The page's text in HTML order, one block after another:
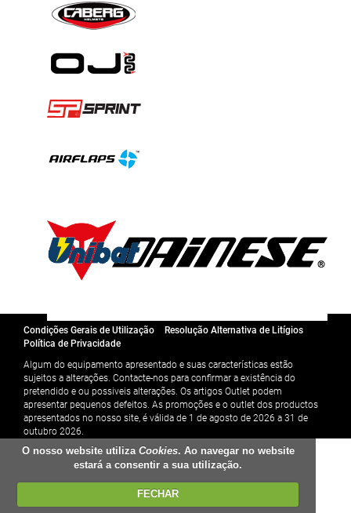
Condições Gerais de Utilização
Resolução Alternativa de Litígios
Política de Privacidade
Algum do equipamento apresentado e suas características estão
sujeitos a alterações. Contacte-nos para confirmar a existência do
pretendido e ou possiveis alterações. Os artigos Outlet podem
apresentar pequenos defeitos. As promoções e o outlet dos productos
apresentados no nosso site, é válida de 1 de agosto de 2026 a 31 de
outubro 2026.
O nosso website utiliza Cookies. Ao navegar no website
estará a consentir a sua utilização.
FECHAR